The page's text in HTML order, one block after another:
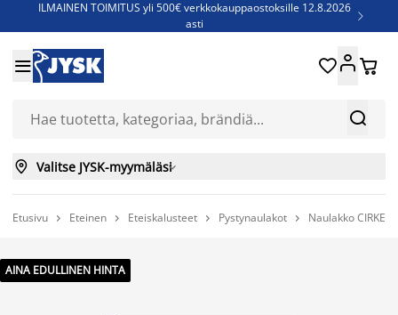
ILMAINEN TOIMITUS yli 500€ verkkokauppaostoksille 12.8.2026
asti

Jenkkisänkyjä - Säästä jopa 60%


 
 Valitse JYSK-myymäläsi
Etusivu  Eteinen  Eteiskalusteet  Pystynaulakot  Naulakko
AINA EDULLINEN HINTA